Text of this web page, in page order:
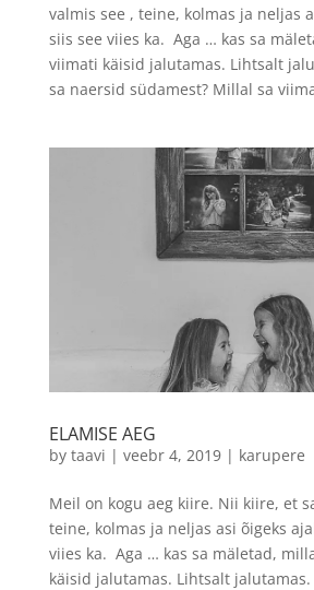
valmis see , teine, kolmas ja neljas
siis see viies ka. Aga … kas sa
viimati käisid jalutamas. Lihtsalt
sa naersid südamest? Millal sa
ELAMISE AEG
by taavi | veebr 4, 2019| karupere
Meil on kogu aeg kiire. Nii kiire, et
teine, kolmas ja neljas asi õigeks
viies ka. Aga … kas sa mäletad,
käisid jalutamas. Lihtsalt